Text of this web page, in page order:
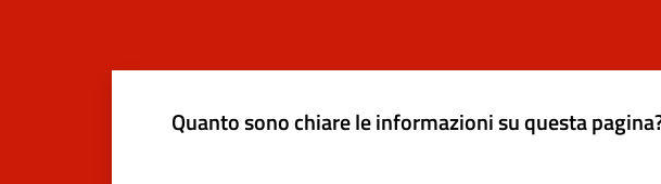
Quanto sono chiare le informazioni su questa